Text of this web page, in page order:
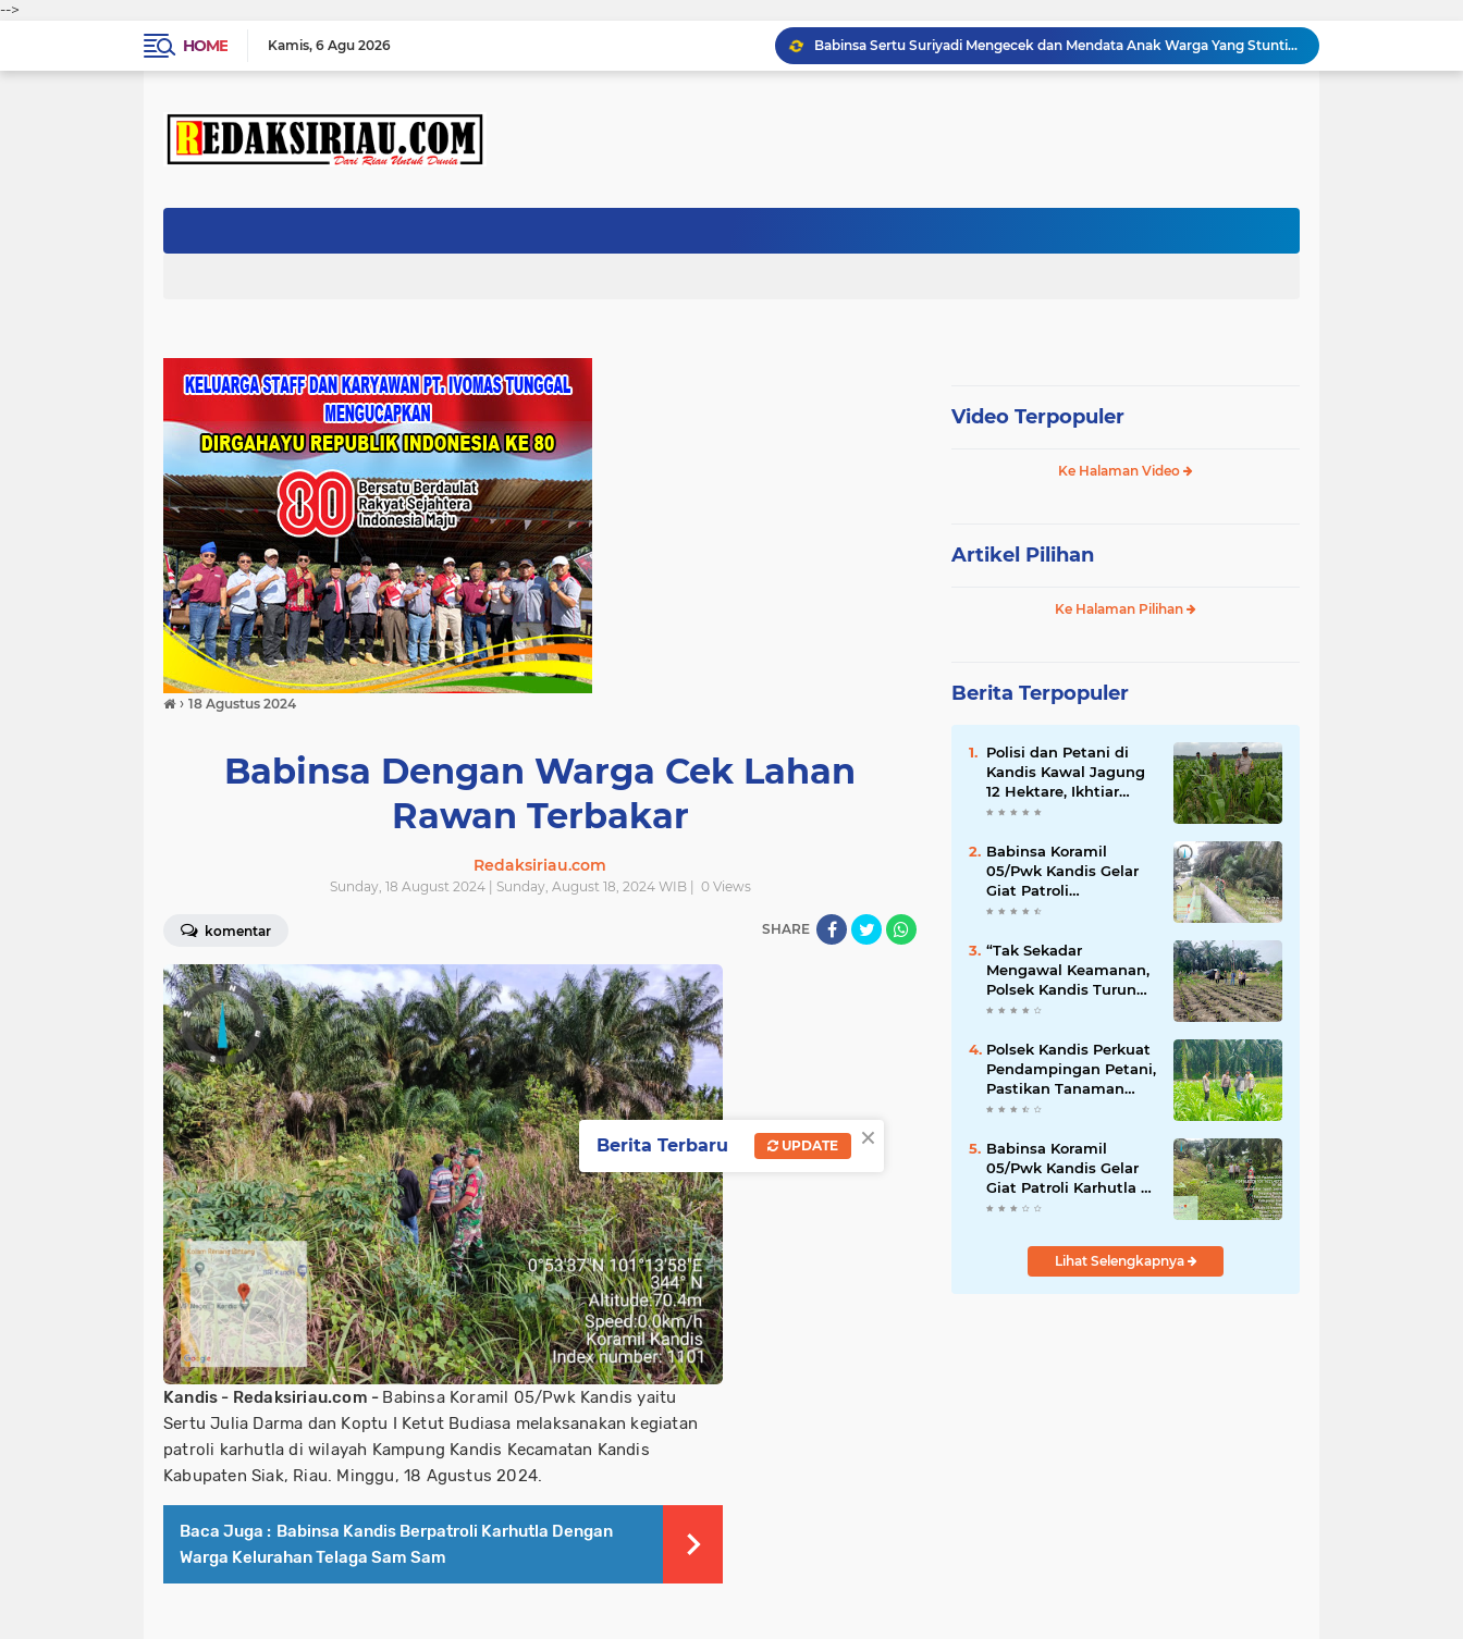
-->
HOME
Kamis 6 Agu 2026
Dua Personel Babinsa Kandis Melakukan Patroli Pengamanan dan Komsos Tentang SKK Migas
Polisi Masuk Ladang! Polsek Kandis Rawat Jagung, Jaga Asa Swasembada Pangan
“Tak Sekadar Mengawal Keamanan, Polsek Kandis Turun ke Lahan Jagung Kawal Ketahanan Pangan
› 18 Agustus 2024
Babinsa Dengan Warga Cek Lahan
Rawan Terbakar
Redaksiriau.com
Sunday, 18 August 2024 | Sunday, August 18, 2024 WIB | 0Views
komentar SHARE
Kandis - Redaksiriau.com - Babinsa Koramil 05/Pwk Kandis yaitu
Sertu Julia Darma dan Koptu I Ketut Budiasa melaksanakan kegiatan
patroli karhutla di wilayah Kampung Kandis Kecamatan Kandis
Kabupaten Siak, Riau. Minggu, 18 Agustus 2024.
Baca Juga : Babinsa Kandis Berpatroli Karhutla Dengan
Warga Kelurahan Telaga Sam Sam
Video Terpopuler
Ke Halaman Video
Artikel Pilihan
Ke Halaman Pilihan
Berita Terpopuler
Polisi dan Petani di
Kandis Kawal Jagung
12 Hektare, Ikhtiar
Menjaga Ketahanan
Babinsa Koramil
05/Pwk Kandis Gelar
Giat Patroli
Pengamanan Line
Kandis Kandis
“Tak Sekadar
Mengawal Keamanan,
Polsek Kandis Turun
ke Lahan Jagung
Pangan
Polsek Kandis Perkuat
Pendampingan Petani,
Pastikan Tanaman
Jagung Tumbuh
Swasembada Pangan
Nasional
Babinsa Koramil
05/Pwk Kandis Gelar
Giat Patroli Karhutla di
Wilayah Kelurahan
Lihat Selengkapnya
×
Berita Terbaru UPDATE